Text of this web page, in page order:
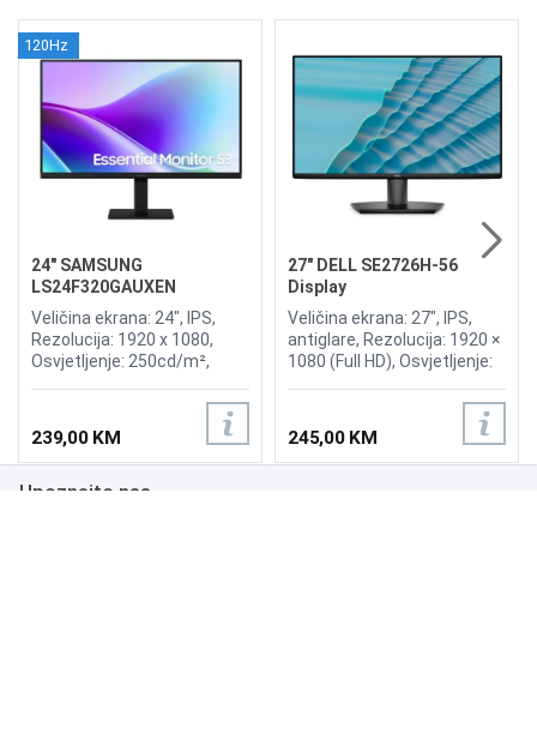
120Hz
24" SAMSUNG
LS24F320GAUXEN
Essential S3 S32GF 120Hz
Display
Veličina ekrana: 24", IPS,
Rezolucija: 1920 x 1080,
Osvjetljenje: 250cd/m²,
239,00 KM
27" DELL SE2726H-56
Display
Veličina ekrana: 27", IPS,
antiglare, Rezolucija: 1920 ×
1080 (Full HD), Osvjetljenje:
ms (MPRT), Osvježenje: 144
Hz, AMD FreeSync, Priključci:
2× HDMI, VESA 100 × 100
mm, mogućnost nagiba
245,00 KM
Upoznajte nas